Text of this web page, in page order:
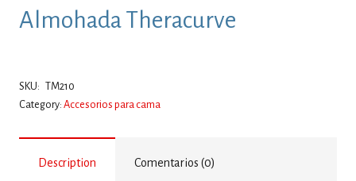
Almohada Theracurve
SKU: TM210
Category: Accesorios para cama
Description Comentarios (0)